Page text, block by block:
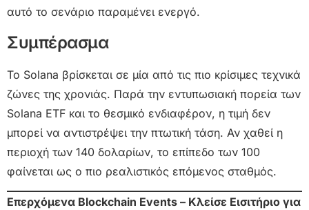
αυτό το σενάριο παραμένει ενεργό.
Συμπέρασμα
Το Solana βρίσκεται σε μία από τις πιο κρίσιμες τεχνικά
ζώνες της χρονιάς. Παρά την εντυπωσιακή πορεία των
Solana ETF και το θεσμικό ενδιαφέρον, η τιμή δεν
μπορεί να αντιστρέψει την πτωτική τάση. Αν χαθεί η
περιοχή των 140 δολαρίων, το επίπεδο των 100
φαίνεται ως ο πιο ρεαλιστικός επόμενος σταθμός.
Επερχόμενα Blockchain Events – Κλείσε Εισιτήριο για